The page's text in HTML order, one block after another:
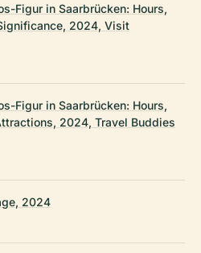
Figur in Saarbrücken: Hours,
2024, Visit
Figur in Saarbrücken: Hours,
2024, Travel Buddies
2024